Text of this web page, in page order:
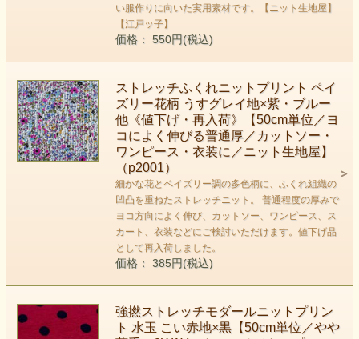
い服作りに向いた実用素材です。【ニット生地屋】
【江戸ッ子】
価格： 550円(税込)
ストレッチふくれニットプリント ペイ
ズリー花柄 うすグレイ地×紫・ブルー
他《値下げ・再入荷》【50cm単位／ヨ
コによく伸びる普通厚／カットソー・
ワンピース・衣装に／ニット生地屋】
（p2001）
細かな花とペイズリー調の多色柄に、ふくれ組織の
凹凸を重ねたストレッチニット。 普通程度の厚みで
ヨコ方向によく伸び、カットソー、ワンピース、ス
カート、衣装などにご検討いただけます。値下げ品
として再入荷しました。
価格： 385円(税込)
強撚ストレッチモダールニットプリン
ト 水玉 こい赤地×黒【50cm単位／やや